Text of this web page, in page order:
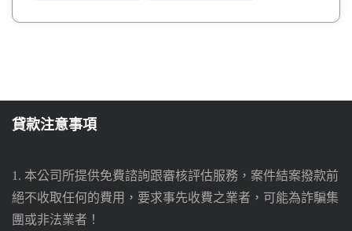
貸款注意事項
1. 本公司所提供免費諮詢跟審核評估服務，案件結案撥款前
絕不收取任何的費用，要求事先收費之業者，可能為詐騙集
團或非法業者！